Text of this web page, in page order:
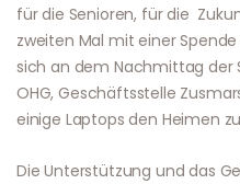
für die Senioren, für die
zweiten Mal mit einer
sich an dem Nachmittag der
OHG, Geschäftsstelle
einige Laptops den Heimen
Die Unterstützung und das